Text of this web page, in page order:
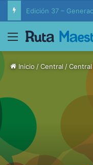
Menú
Inicio /Central /